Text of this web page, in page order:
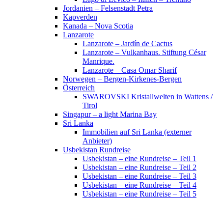
Jordanien – Felsenstadt Petra
Kapverden
Kanada – Nova Scotia
Lanzarote
Lanzarote – Jardín de Cactus
Lanzarote – Vulkanhaus. Stiftung César
Manrique.
Lanzarote – Casa Omar Sharif
Norwegen – Bergen-Kirkenes-Bergen
Österreich
SWAROVSKI Kristallwelten in Wattens /
Tirol
Singapur – a light Marina Bay
Sri Lanka
Immobilien auf Sri Lanka (externer
Anbieter)
Usbekistan Rundreise
Usbekistan – eine Rundreise – Teil 1
Usbekistan – eine Rundreise – Teil 2
Usbekistan – eine Rundreise – Teil 3
Usbekistan – eine Rundreise – Teil 4
Usbekistan – eine Rundreise – Teil 5